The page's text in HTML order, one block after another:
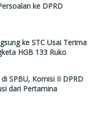
ke DPRD
ke STC Usai Terima
HGB 133 Ruko
SPBU, Komisi II DPRD
dari Pertamina